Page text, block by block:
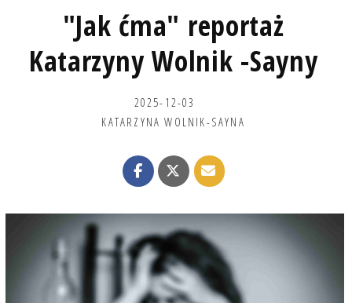
"Jak ćma" reportaż
Katarzyny Wolnik -Sayny
2025-12-03
KATARZYNA WOLNIK-SAYNA